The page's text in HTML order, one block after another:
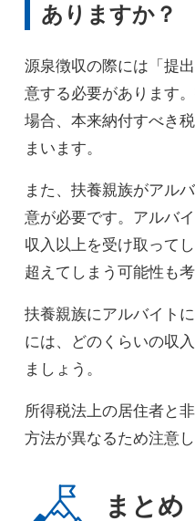
ありますか？
源泉徴収の際には「提
意する必要があります
場合、本来納付すべき
まいます。
また、扶養親族がアル
意が必要です。アルバ
収入以上を受け取って
超えてしまう可能性も
扶養親族にアルバイト
には、どのくらいの収
ましょう。
所得税法上の居住者と
方法が異なるため注意し
まとめ